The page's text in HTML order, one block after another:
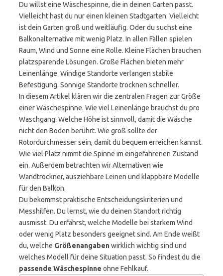
Du willst eine Wäschespinne, die in deinen Garten passt.
Vielleicht hast du nur einen kleinen Stadtgarten. Vielleicht
ist dein Garten groß und weitläufig. Oder du suchst eine
Balkonalternative mit wenig Platz. In allen Fällen spielen
Raum, Wind und Sonne eine Rolle. Kleine Flächen brauchen
platzsparende Lösungen. Große Flächen bieten mehr
Leinenlänge. Windige Standorte verlangen stabile
Befestigung. Sonnige Standorte trocknen schneller.
In diesem Artikel klären wir die zentralen Fragen zur Größe
einer Wäschespinne. Wie viel Leinenlänge brauchst du pro
Waschgang. Welche Höhe ist sinnvoll, damit die Wäsche
nicht den Boden berührt. Wie groß sollte der
Rotordurchmesser sein, damit du bequem erreichen kannst.
Wie viel Platz nimmt die Spinne im eingefahrenen Zustand
ein. Außerdem betrachten wir Alternativen wie
Wandtrockner, ausziehbare Leinen und klappbare Modelle
für den Balkon.
Du bekommst praktische Entscheidungskriterien und
Messhilfen. Du lernst, wie du deinen Standort richtig
ausmisst. Du erfährst, welche Modelle bei starkem Wind
oder wenig Platz besonders geeignet sind. Am Ende weißt
du, welche Größenangabenwirklich wichtig sind und
welches Modell für deine Situation passt. So findest du die
passende Wäschespinne ohne Fehlkauf.